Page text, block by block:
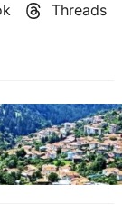
Threads
схема с
мехлеми